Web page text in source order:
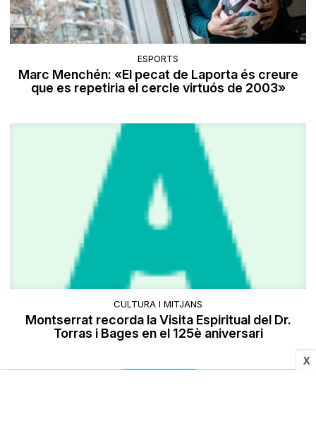
X
ESPORTS
Marc Menchén: «El pecat de Laporta és creure
que es repetiria el cercle virtuós de 2003»
CULTURA I MITJANS
Montserrat recorda la Visita Espiritual del Dr.
Torras i Bages en el 125è aniversari